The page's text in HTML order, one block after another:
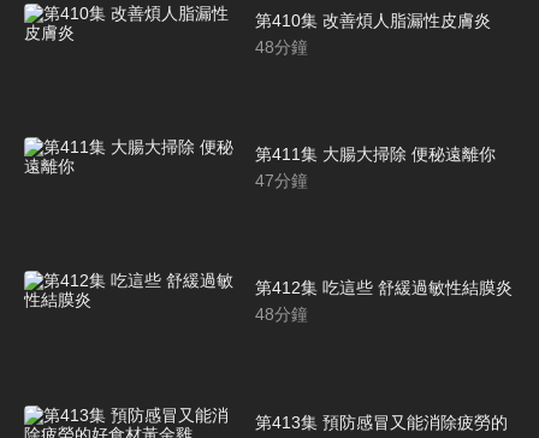
第410集 改善煩人脂漏性皮膚炎
48分鐘
第411集 大腸大掃除 便秘遠離你
47分鐘
第412集 吃這些 舒緩過敏性結膜炎
48分鐘
第413集 預防感冒又能消除疲勞的